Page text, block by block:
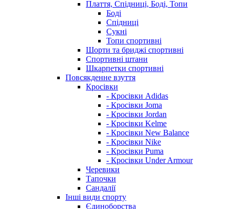
Плаття, Спідниці, Боді, Топи
Боді
Спідниці
Сукні
Топи спортивні
Шорти та бриджі спортивні
Спортивні штани
Шкарпетки спортивні
Повсякденне взуття
Кросівки
- Кросівки Adidas
- Кросівки Joma
- Кросівки Jordan
- Кросівки Kelme
- Кросівки New Balance
- Кросівки Nike
- Кросівки Puma
- Кросівки Under Armour
Черевики
Тапочки
Сандалії
Інші види спорту
Єдиноборства